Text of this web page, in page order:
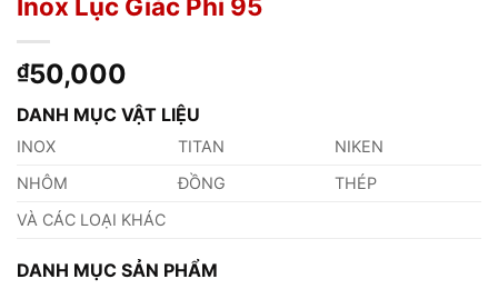
₫50,000
DANH MỤC VẬT LIỆU
INOX TITAN
NIKEN
NHÔM
ĐỒNG
THÉP
VÀ CÁC LOẠI KHÁC
DANH MỤC SẢN PHẨM